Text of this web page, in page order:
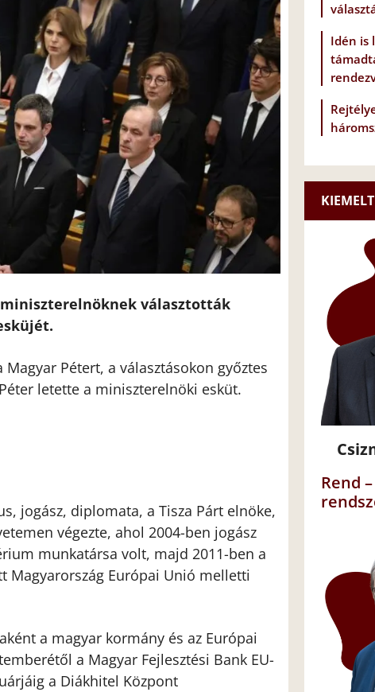
választották
Pétert, a választásokon győztes
letette a miniszterelnöki esküt.
jogász, diplomata, a Tisza Párt elnöke,
végezte, ahol 2004-ben jogász
munkatársa volt, majd 2011-ben a
Magyarország Európai Unió melletti
a magyar kormány és az Európai
a Magyar Fejlesztési Bank EU-
a Diákhitel Központ
Idén is
Rend